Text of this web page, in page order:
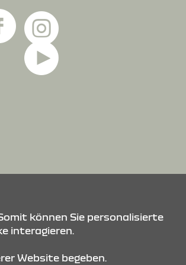
können Sie personalisierte
interagieren.
Website begeben.